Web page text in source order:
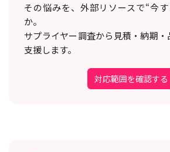
その悩みを、外部リソースで“今
か。
サプライヤー調査から見積・納期
支援します。
対応範囲を確認する